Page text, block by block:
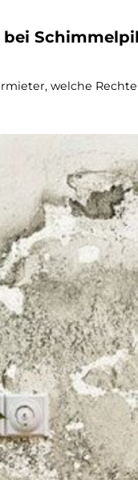
welche